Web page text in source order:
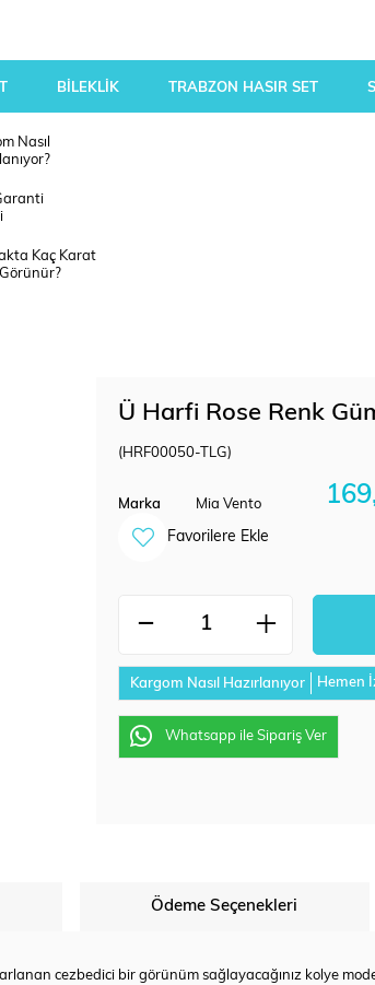
BİLEKLİK TRABZON HASIR SET
Nasıl
Kaç Karat
Görünür?
Ü Harfi Rose Renk
(HRF00050-TLG)
Marka Mia Vento
Favorilere Ekle
Kargom Nasıl Hazırlanıyor Hemen
Whatsapp ile Sipariş Ver
Ödeme Seçenekleri
cezbedici bir görünüm sağlayacağınız kolye